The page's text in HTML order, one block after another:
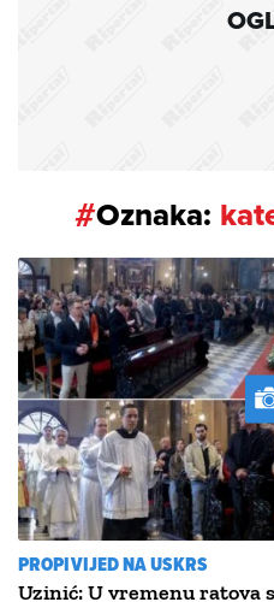
#Oznaka:
PROPIVIJED NA USKRS
Uzinić: U vremenu ratova